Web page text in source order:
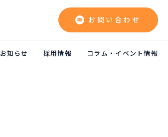
お知らせ 採用情報 コラム・イベント情報
お問い合わせ